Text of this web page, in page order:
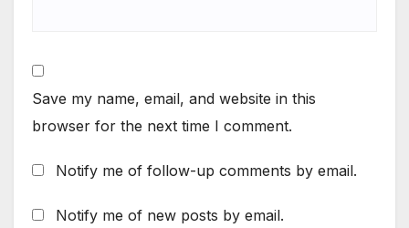
Save my name, email, and website in this
browser for the next time I comment.
Notify me of follow-up comments by email.
Notify me of new posts by email.